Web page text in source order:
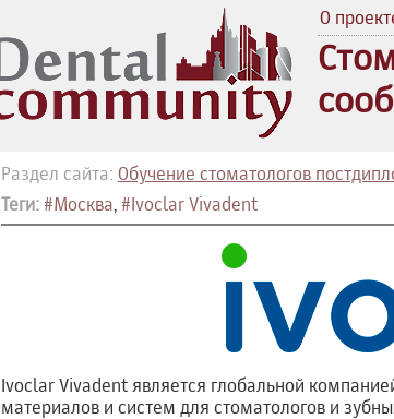
О
Раздел сайта: Обучение стоматологов
Теги: #Москва, #Ivoclar Vivadent
Ivoclar Vivadent является глобальной
материалов и систем для стоматологов и